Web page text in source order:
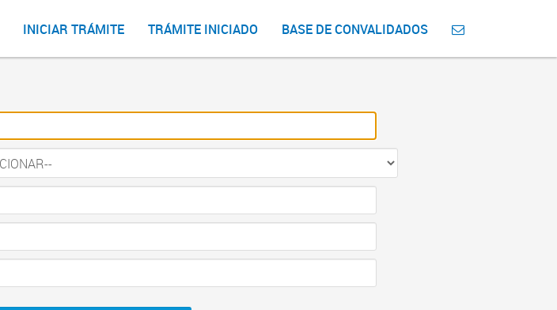
INICIAR TRÁMITE TRÁMITE INICIADO BASE DE CONVALIDADOS